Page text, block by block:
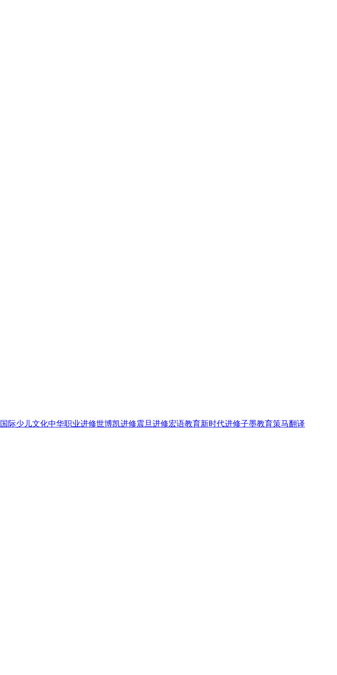
国际少儿文化中华职业进修世博凯进修震旦进修宏语教育新时代进修子墨教育策马翻译